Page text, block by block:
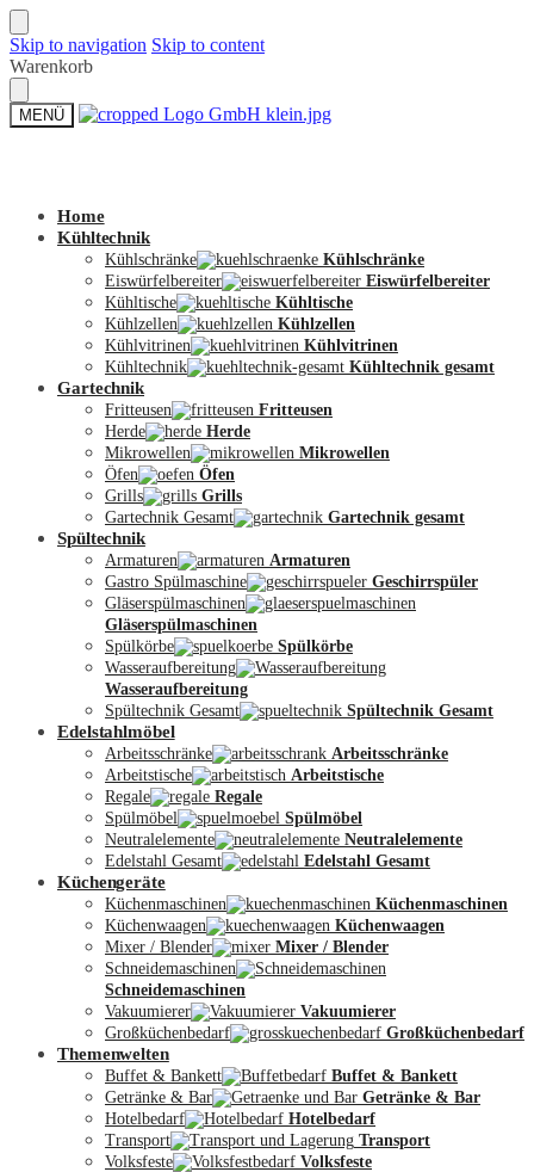
Skip to navigation Skip to content
Warenkorb
MENÜ
Zum Shop
Kontakt
Home
Kühltechnik
Kühlschränke
Kühlschränke
Eiswürfelbereiter
Eiswürfelbereiter
Kühltische
Kühltische
Kühlzellen
Kühlzellen
Kühlvitrinen
Kühlvitrinen
Kühltechnik
Kühltechnik gesamt
Gartechnik
Fritteusen
Fritteusen
Herde
Herde
Mikrowellen
Mikrowellen
Öfen
Öfen
Grills
Grills
Gartechnik Gesamt
Gartechnik gesamt
Spültechnik
Armaturen
Armaturen
Gastro Spülmaschine
Geschirrspüler
Gläserspülmaschinen
Gläserspülmaschinen
Spülkörbe
Spülkörbe
Wasseraufbereitung
Wasseraufbereitung
Spültechnik Gesamt
Spültechnik Gesamt
Edelstahlmöbel
Arbeitsschränke
Arbeitsschränke
Arbeitstische
Arbeitstische
Regale
Regale
Spülmöbel
Spülmöbel
Neutralelemente
Neutralelemente
Edelstahl Gesamt
Edelstahl Gesamt
Küchengeräte
Küchenmaschinen
Küchenmaschinen
Küchenwaagen
Küchenwaagen
Mixer / Blender
Mixer / Blender
Schneidemaschinen
Schneidemaschinen
Vakuumierer
Vakuumierer
Großküchenbedarf
Großküchenbedarf
Themenwelten
Buffet & Bankett
Buffet & Bankett
Getränke & Bar
Getränke & Bar
Hotelbedarf
Hotelbedarf
Transport
Transport
Volksfeste
Volksfeste